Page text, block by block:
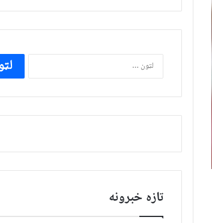
ددی
لپاره
لټون:
تازه خبرونه